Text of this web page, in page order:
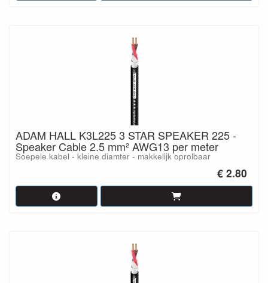
ADAM HALL K3L225 3 STAR SPEAKER 225 -
Speaker Cable 2.5 mm² AWG13 per meter
Soepele kabel - kleine diamter - makkelijk oprolbaar
€ 2.80